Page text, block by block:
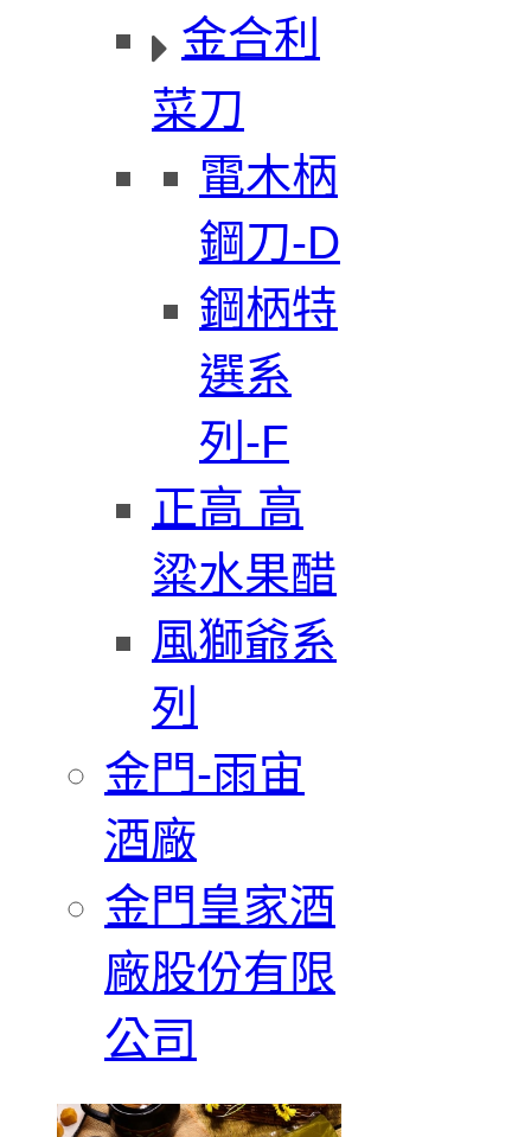
金合利
菜刀
電木柄
鋼刀-D
鋼柄特
選系
列-F
正高 高
粱水果醋
風獅爺系
列
金門-雨宙
酒廠
金門皇家酒
廠股份有限
公司